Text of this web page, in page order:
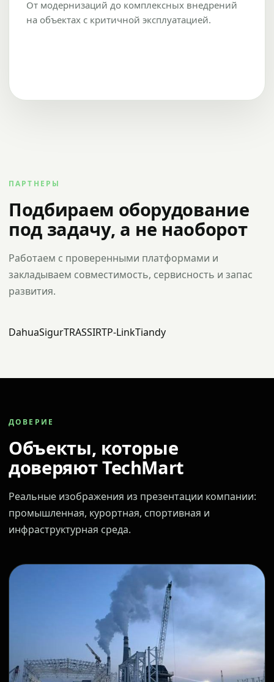
От модернизаций до комплексных внедрений
на объектах с критичной эксплуатацией.
ПАРТНЕРЫ
Подбираем оборудование
под задачу, а не наоборот
Работаем с проверенными платформами и
закладываем совместимость, сервисность и запас
развития.
DahuaSigurTRASSIRTP-LinkTiandy
ДОВЕРИЕ
Объекты, которые
доверяют TechMart
Реальные изображения из презентации компании:
промышленная, курортная, спортивная и
инфраструктурная среда.